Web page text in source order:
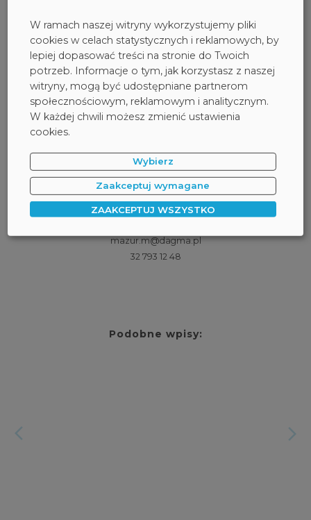
Powrót
Udostępnij:
Marcin Mazur
senior PR officer
Masz pytania?
mazur.m@dagma.pl
32 793 12 48
Podobne wpisy:
arrow_forward_ios arrow_forward_ios
W ramach naszej witryny wykorzystujemy pliki
cookies w celach statystycznych i reklamowych, by
lepiej dopasować treści na stronie do Twoich
potrzeb. Informacje o tym, jak korzystasz z naszej
witryny, mogą być udostępniane partnerom
społecznościowym, reklamowym i analitycznym.
W każdej chwili możesz zmienić ustawienia
cookies.
Wybierz
Zaakceptuj wymagane
ZAAKCEPTUJ WSZYSTKO